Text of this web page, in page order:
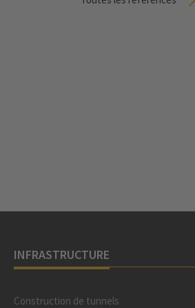
INFRASTRUCTURE
Construction de tunnels